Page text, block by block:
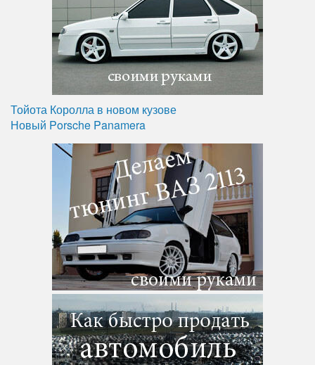
Тойота Королла в новом кузове
Новый Porsche Panamera